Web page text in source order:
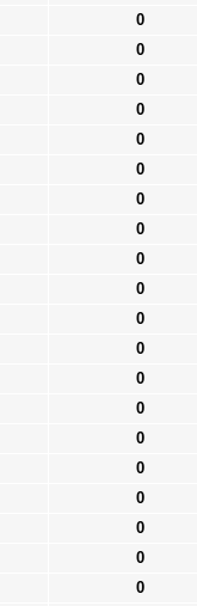
0
0
0
0
0
0
0
0
0
0
0
0
0
0
0
0
0
0
0
0